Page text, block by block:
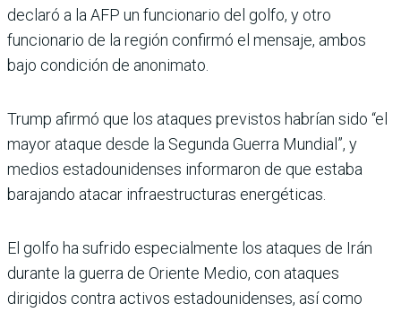
declaró a la AFP un funcionario del golfo, y otro
funcionario de la región confirmó el men­saje, ambos
bajo condición de anonimato.
Trump afirmó que los ata­ques previstos habrían sido “el
mayor ataque desde la Segunda Guerra Mundial”, y
medios estadounidenses informaron de que estaba
barajando atacar infraestruc­turas energéticas.
El golfo ha sufrido especial­mente los ataques de Irán
durante la guerra de Oriente Medio, con ataques
dirigidos contra activos estadouniden­ses, así como